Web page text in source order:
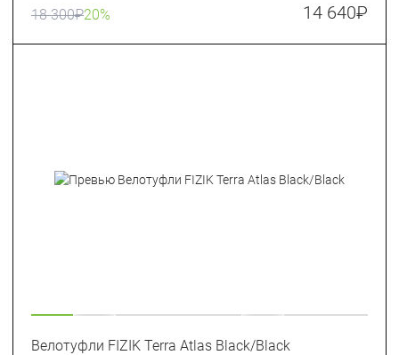
18 300₽20% 14 640₽
Велотуфли FIZIK Terra Atlas Black/Black